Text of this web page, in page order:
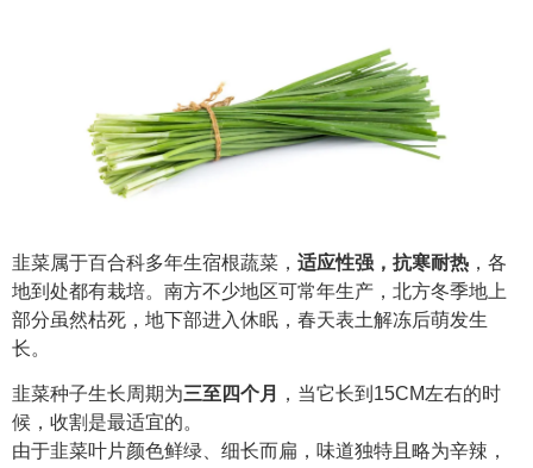
韭菜属于百合科多年生宿根蔬菜， 适应性强，抗寒耐热 ，各
地到处都有栽培。南方不少地区可常年生产，北方冬季地上
部分虽然枯死，地下部进入休眠，春天表土解冻后萌发生
长。
韭菜种子生长周期为三至四个月
，当它长到15CM左右的时
候，收割是最适宜的。
由于韭菜叶片颜色鲜绿、细长而扁，味道独特且略为辛辣，